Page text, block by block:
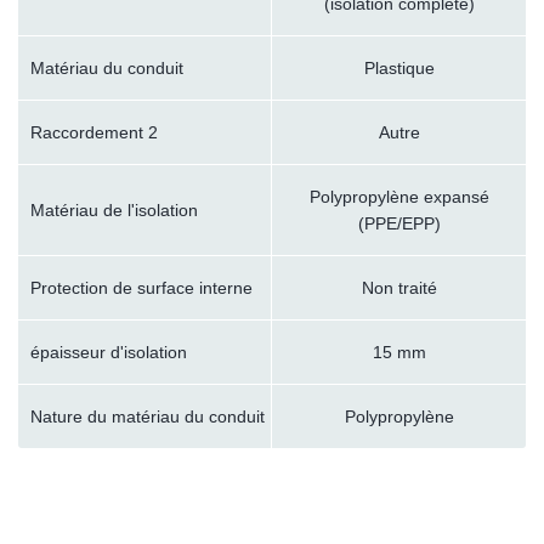
(isolation complète)
Matériau du conduit Plastique
Raccordement 2 Autre
Matériau de l'isolation
Polypropylène expansé
(PPE/EPP)
Protection de surface interne Non traité
épaisseur d'isolation 15 mm
Nature du matériau du conduit Polypropylène